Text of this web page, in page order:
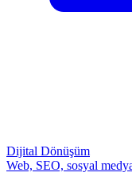
Dijital Dönüşüm
Web, SEO, sosyal